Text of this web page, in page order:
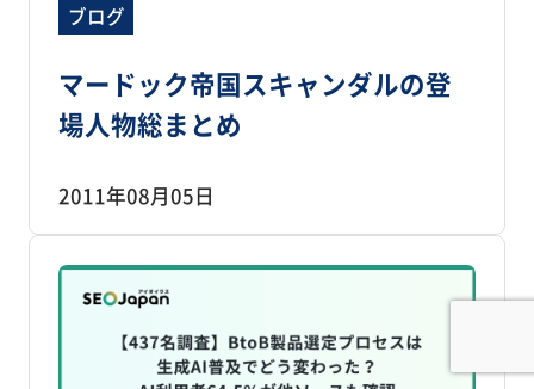
ブログ
マードック帝国スキャンダルの登
場人物総まとめ
2011年08月05日